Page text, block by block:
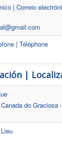
| Correio
| Téléphone
|
do Graciosa